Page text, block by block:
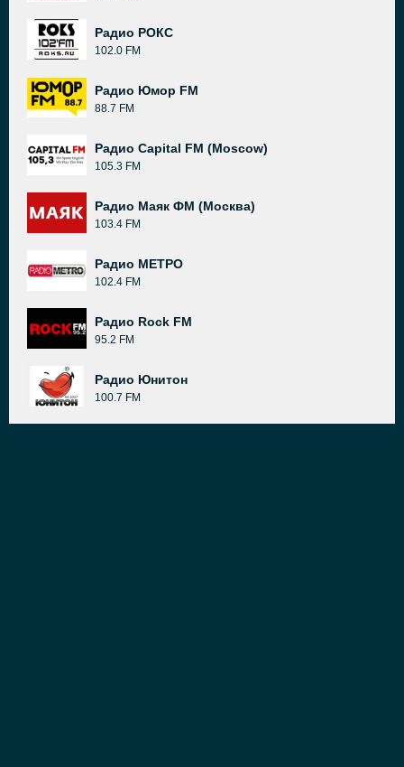
Радио РОКС
102.0 FM
Радио Юмор FM
88.7 FM
Радио Capital FM (Moscow)
105.3 FM
Радио Маяк ФМ (Москва)
103.4 FM
Радио МЕТРО
102.4 FM
Радио Rock FM
95.2 FM
Радио Юнитон
100.7 FM